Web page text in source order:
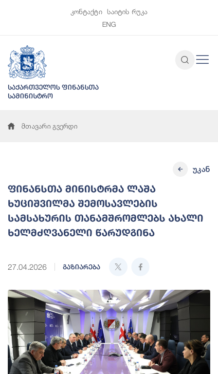
კონტაქტი
საიტის რუკა
ENG
საქართველოს ფინანსთა
სამინისტრო
მთავარი გვერდი
ფინანსთა მინისტრმა ლაშა
ხუციშვილმა შემოსავლების
სამსახურის თანამშრომლებს ახალი
ხელმძღვანელი წარუდგინა
27.04.2026 გაზიარება
უკან